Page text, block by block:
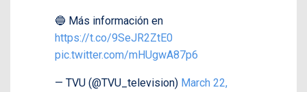
🔵 Más información en
https://t.co/9SeJR2ZtE0
pic.twitter.com/mHUgwA87p6
— TVU (@TVU_television) March 22,